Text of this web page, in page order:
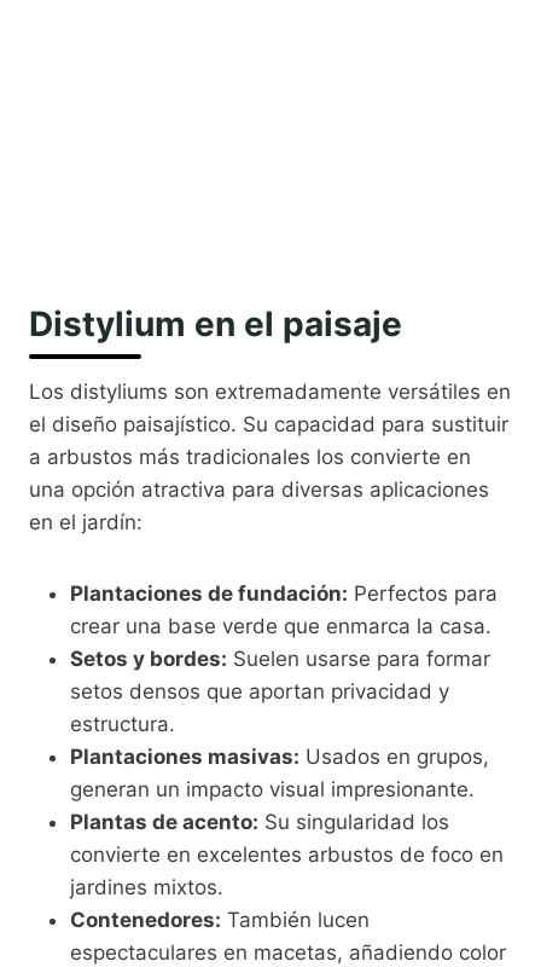
Distylium en el paisaje
Los distyliums son extremadamente versátiles en
el diseño paisajístico. Su capacidad para sustituir
a arbustos más tradicionales los convierte en
una opción atractiva para diversas aplicaciones
en el jardín:
Plantaciones de fundación: Perfectos para
crear una base verde que enmarca la casa.
Setos y bordes: Suelen usarse para formar
setos densos que aportan privacidad y
estructura.
Plantaciones masivas: Usados en grupos,
generan un impacto visual impresionante.
Plantas de acento: Su singularidad los
convierte en excelentes arbustos de foco en
jardines mixtos.
Contenedores: También lucen
espectaculares en macetas, añadiendo color